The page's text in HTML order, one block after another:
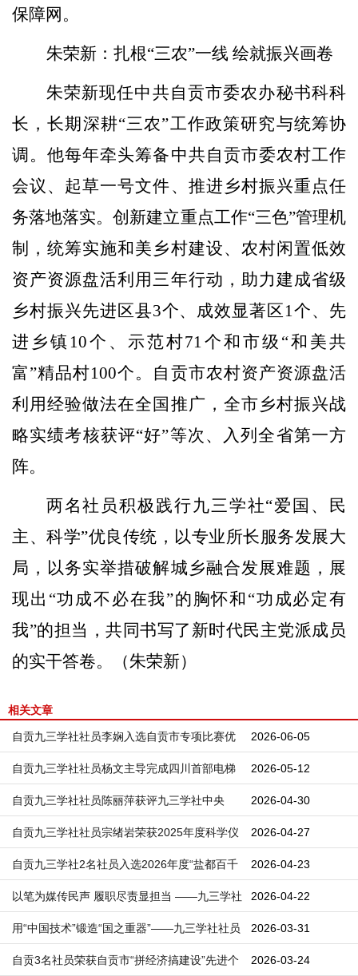
保障网。
朱荣新：扎根“三农”一线 绘就振兴画卷
朱荣新现任中共自贡市委农办秘书科科
长，长期深耕“三农”工作政策研究与统筹协
调。他每年牵头筹备中共自贡市委农村工作
会议、起草一号文件、推进乡村振兴重点任
务落地落实。创新建立重点工作“三色”管理机
制，统筹实施和美乡村建设、农村闲置低效
资产资源盘活利用三年行动，助力建成省级
乡村振兴先进区县3个、成效显著区1个、先
进乡镇 10个、示范村71个和市级“和美共
富”精品村100个。自贡市农村资产资源盘活
利用经验做法在全国推广，全市乡村振兴战
略实绩考核获评“好”等次、入列全省第一方
阵。
两名社员积极践行九三学社“爱国、民
主、科学”优良传统，以专业所长服务发展大
局，以务实举措破解城乡融合发展难题，展
现出“功成不必在我”的胸怀和“功成必定有
我”的担当，共同书写了新时代民主党派成员
的实干答卷。（朱荣新）
相关文章
2026-06-05
自贡九三学社社员李娴入选自贡市专项比赛优
秀人才库 2026-05-12
自贡九三学社社员杨文主导完成四川首部电梯
拆除安全团体标准编制 2026-04-30
自贡九三学社社员陈丽萍获评九三学社中央
2025年度信息工作先进个人 2026-04-27
自贡九三学社社员宗绪岩荣获2025年度科学仪
器网络原创作品大赛三等奖 2026-04-23
自贡九三学社2名社员入选2026年度“盐都百千
万英才计划” 2026-04-22
以笔为媒传民声 履职尽责显担当 ——九三学社
贡井区基层委社员在区政协信息宣传工作会议
上作交流发言
2026-03-31
用“中国技术”锻造“国之重器”——九三学社社员
参与全球首台630℃超超临界二次再热燃煤发 2026-03-24
自贡3名社员荣获自贡市“拼经济搞建设”先进个